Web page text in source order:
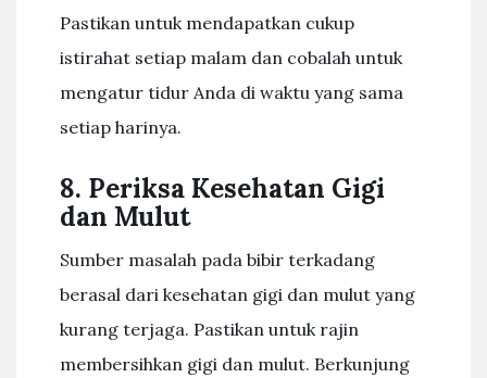
Pastikan untuk mendapatkan cukup
istirahat setiap malam dan cobalah untuk
mengatur tidur Anda di waktu yang sama
setiap harinya.
8. Periksa Kesehatan Gigi
dan Mulut
Sumber masalah pada bibir terkadang
berasal dari kesehatan gigi dan mulut yang
kurang terjaga. Pastikan untuk rajin
membersihkan gigi dan mulut. Berkunjung